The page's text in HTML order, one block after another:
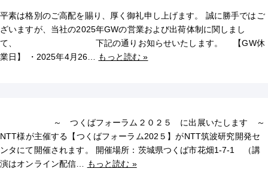
平素は格別のご高配を賜り、厚く御礼申し上げます。 誠に勝手ではご
ざいますが、当社の2025年GWの営業および出荷体制に関しまし
て、 下記の通りお知らせいたします。 【GW休
業日】 ・2025年4月26… もっと読む »
～ つくばフォーラム２０２５ に出展いたします ～
NTT様が主催する【つくばフォーラム202５】がNTT筑波研究開発セ
ンタにて開催されます。 開催場所：茨城県つくば市花畑1-7-1 （講
演はオンライン配信…
もっと読む »